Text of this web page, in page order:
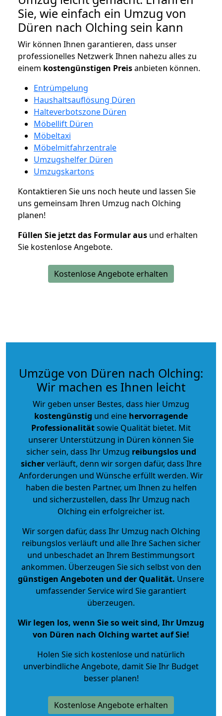
Sie, wie einfach ein Umzug von
Düren nach Olching sein kann
Wir können Ihnen garantieren, dass unser
professionelles Netzwerk Ihnen nahezu alles zu
einem kostengünstigen Preisanbieten können.
Entrümpelung
Haushaltsauflösung Düren
Halteverbotszone Düren
Möbellift Düren
Möbeltaxi
Möbelmitfahrzentrale
Umzugshelfer Düren
Umzugskartons
Kontaktieren Sie uns noch heute und lassen Sie
uns gemeinsam Ihren Umzug nach Olching
planen!
Füllen Sie jetzt das Formular aus und erhalten
Sie kostenlose Angebote.
Kostenlose Angebote erhalten
Umzüge von Düren nach Olching:
Wir machen es Ihnen leicht
Wir geben unser Bestes, dass hier Umzug
kostengünstig und eine hervorragende
Professionalitätsowie Qualität bietet. Mit
unserer Unterstützung in Düren können Sie
sicher sein, dass Ihr Umzug reibungslos und
sicherverläuft, denn wir sorgen dafür, dass Ihre
Anforderungen und Wünsche erfüllt werden. Wir
haben die besten Partner, um Ihnen zu helfen
und sicherzustellen, dass Ihr Umzug nach
Olching ein erfolgreicher ist.
Wir sorgen dafür, dass Ihr Umzug nach Olching
reibungslos verläuft und alle Ihre Sachen sicher
und unbeschadet an Ihrem Bestimmungsort
ankommen. Überzeugen Sie sich selbst von den
günstigen Angeboten und der Qualität. Unsere
umfassender Service wird Sie garantiert
überzeugen.
Wir legen los, wenn Sie so weit sind, Ihr Umzug
von Düren nach Olching wartet auf Sie!
Holen Sie sich kostenlose und natürlich
unverbindliche Angebote, damit Sie Ihr Budget
besser planen!
Kostenlose Angebote erhalten